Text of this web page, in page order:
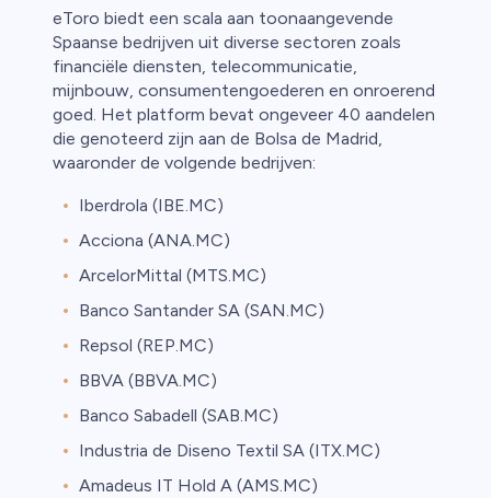
eToro biedt een scala aan toonaangevende
Spaanse bedrijven uit diverse sectoren zoals
financiële diensten, telecommunicatie,
mijnbouw, consumentengoederen en onroerend
goed. Het platform bevat ongeveer 40 aandelen
die genoteerd zijn aan de Bolsa de Madrid,
waaronder de volgende bedrijven:
Iberdrola (IBE.MC)
Acciona (ANA.MC)
ArcelorMittal (MTS.MC)
Banco Santander SA (SAN.MC)
Repsol (REP.MC)
BBVA (BBVA.MC)
Banco Sabadell (SAB.MC)
Industria de Diseno Textil SA (ITX.MC)
Amadeus IT Hold A (AMS.MC)